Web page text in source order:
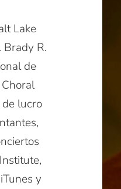
Lake
Brady R.
de
lucro
y